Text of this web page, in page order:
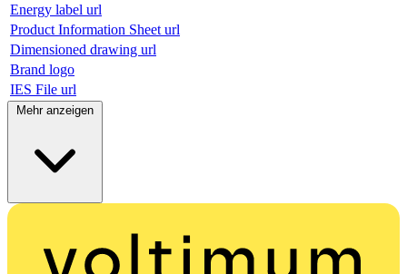
Energy label url
Product Information Sheet url
Dimensioned drawing url
Brand logo
IES File url
Mehr anzeigen